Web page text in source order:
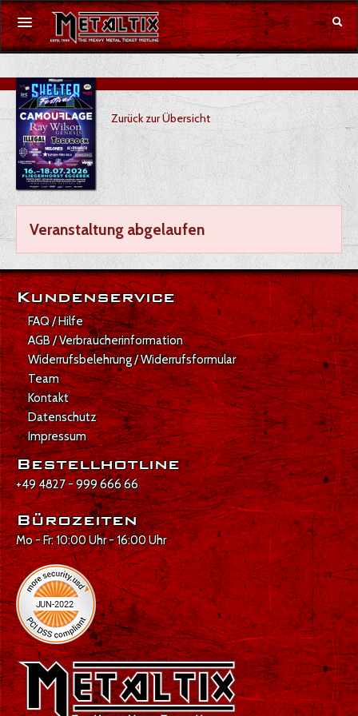
Konzerte
Festivals
Gutschein
Merchandise
DE
Anmelden
Zurück zur Übersicht
Veranstaltung abgelaufen
Kundenservice
FAQ / Hilfe
AGB / Verbraucherinformation
Widerrufsbelehrung / Widerrufsformular
Team
Kontakt
Datenschutz
Impressum
Bestellhotline
+49 4827 - 999 666 66
Bürozeiten
Mo - Fr: 10:00 Uhr - 16:00 Uhr